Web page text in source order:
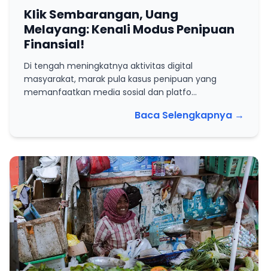
Klik Sembarangan, Uang
Melayang: Kenali Modus Penipuan
Finansial!
Di tengah meningkatnya aktivitas digital
masyarakat, marak pula kasus penipuan yang
memanfaatkan media sosial dan platfo...
Baca Selengkapnya →